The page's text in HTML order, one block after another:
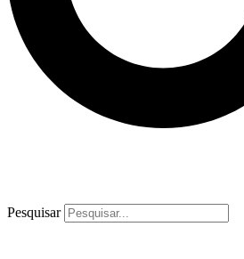
Pesquisar